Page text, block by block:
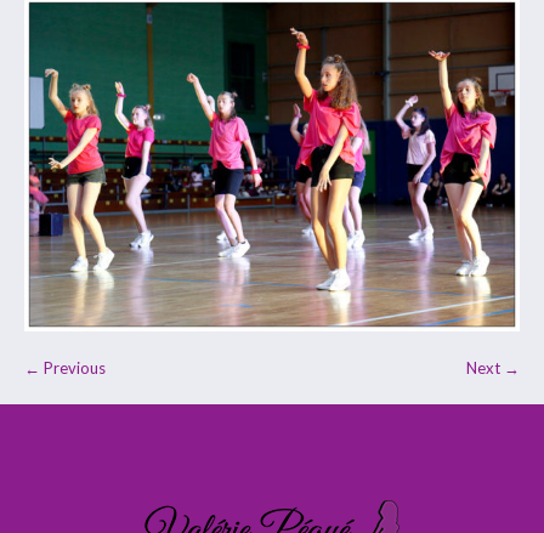
← Previous Next →